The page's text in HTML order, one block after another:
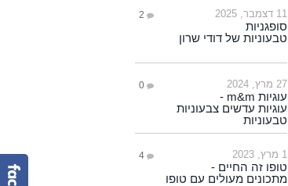
11 דצמבר, 2025 2
סופגניות
טבעוניות של דודי שרון
27 מרץ, 2024 0
עוגיות m&m -
עוגיות עדשים צבעוניות
טבעוניות
1 מרץ, 2023 4
טופו זה החיים -
מתכונים מעולים עם טופו